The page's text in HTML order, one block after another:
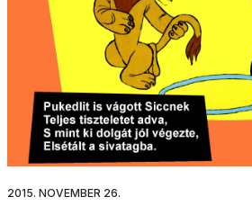
2015. NOVEMBER 26.